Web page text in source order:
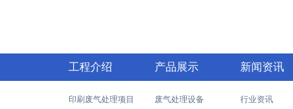
工程介绍
印刷废气处理项目
产品展示
废气处理设备
新闻资讯
行业资讯